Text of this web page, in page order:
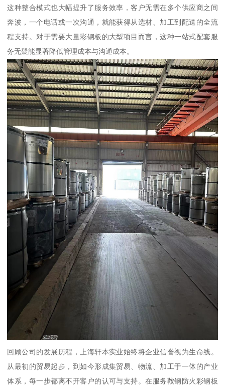
这种整合模式也大幅提升了服务效率，客户无需在多个供应商之间
奔波，一个电话或一次沟通，就能获得从选材、加工到配送的全流
程支持。对于需要大量彩钢板的大型项目而言，这种一站式配套服
务无疑能显著降低管理成本与沟通成本。
回顾公司的发展历程，上海轩本实业始终将企业信誉视为生命线。
从最初的贸易起步，到如今形成集贸易、物流、加工于一体的产业
体系，每一步都离不开客户的认可与支持。在服务鞍钢防火彩钢板